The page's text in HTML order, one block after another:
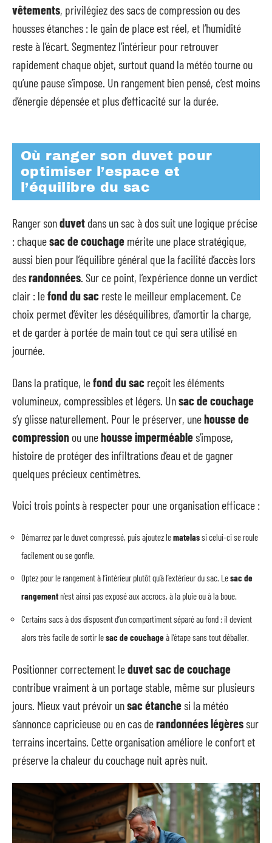
vêtements, privilégiez des sacs de compression ou des
housses étanches : le gain de place est réel, et l’humidité
reste à l’écart. Segmentez l’intérieur pour retrouver
rapidement chaque objet, surtout quand la météo tourne ou
qu’une pause s’impose. Un rangement bien pensé, c’est moins
d’énergie dépensée et plus d’efficacité sur la durée.
Où ranger son duvet pour
optimiser l’espace et
l’équilibre du sac
Ranger sonduvet dans un sac à dos suit une logique précise
: chaquesac de couchage mérite une place stratégique,
aussi bien pour l’équilibre général que la facilité d’accès lors
desrandonnées. Sur ce point, l’expérience donne un verdict
clair : lefond du sac reste le meilleur emplacement. Ce
choix permet d’éviter les déséquilibres, d’amortir la charge,
et de garder à portée de main tout ce qui sera utilisé en
journée.
Dans la pratique, lefond du sac reçoit les éléments
volumineux, compressibles et légers. Unsac de couchage
s’y glisse naturellement. Pour le préserver, unehousse de
compression ou unehousse imperméables’impose,
histoire de protéger des infiltrations d’eau et de gagner
quelques précieux centimètres.
Voici trois points à respecter pour une organisation efficace :
Démarrez par le duvet compressé, puis ajoutez lematelassi celui-ci se roule
facilement ou se gonfle.
Optez pour le rangement à l’intérieur plutôt qu’à l’extérieur du sac. Lesac de
rangement n’est ainsi pas exposé aux accrocs, à la pluie ou à la boue.
Certains sacs à dos disposent d’un compartiment séparé au fond : il devient
alors très facile de sortir lesac de couchageà l’étape sans tout déballer.
Positionner correctement leduvet sac de couchage
contribue vraiment à un portage stable, même sur plusieurs
jours. Mieux vaut prévoir unsac étanchesi la météo
s’annonce capricieuse ou en cas derandonnées légèressur
terrains incertains. Cette organisation améliore le confort et
préserve la chaleur du couchage nuit après nuit.